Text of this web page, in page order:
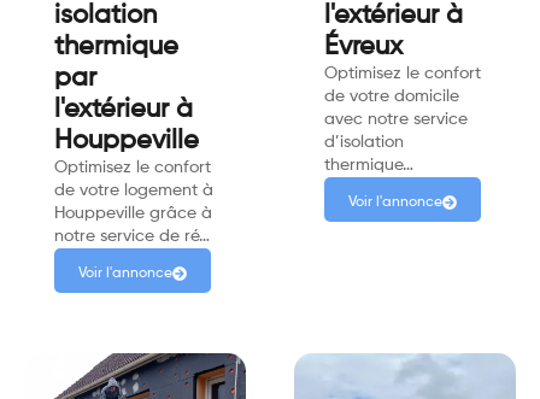
isolation
thermique
par
l'extérieur à
Houppeville
Optimisez le confort
de votre logement à
Houppeville grâce à
notre service de ré…
Voir l'annonce
l'extérieur à
Évreux
Optimisez le confort
de votre domicile
avec notre service
d’isolation
thermique…
Voir l'annonce